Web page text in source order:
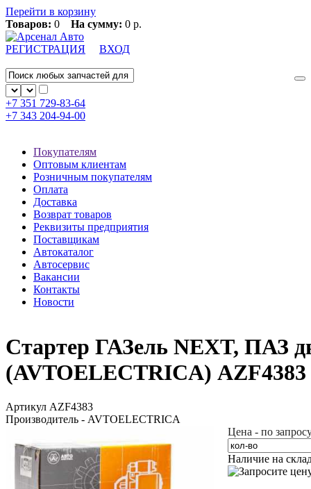
Перейти в корзину
Товаров: 0 На сумму: 0 р.
РЕГИСТРАЦИЯ ВХОД
+7 351 729-83-64
+7 343 204-94-00
Покупателям
Оптовым клиентам
Розничным покупателям
Оплата
Доставка
Возврат товаров
Реквизиты предприятия
Поставщикам
Автокаталог
Автосервис
Вакансии
Контакты
Новости
Стартер ГАЗель NEXT, ПАЗ
(AVTOELECTRICA) AZF4383
Артикул AZF4383
Производитель - AVTOELECTRICA
Цена - по
Наличие на